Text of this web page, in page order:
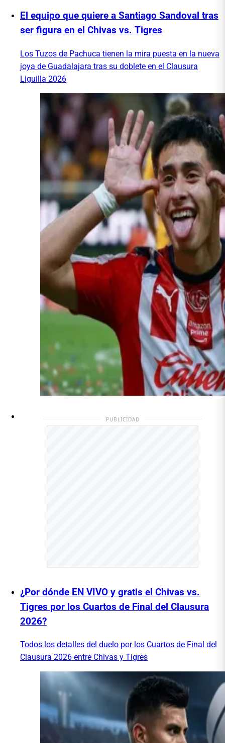
El equipo que quiere a Santiago Sandoval tras
ser figura en el Chivas vs. Tigres
Los Tuzos de Pachuca tienen la mira puesta en la nueva
joya de Guadalajara tras su doblete en el Clausura
Liguilla 2026
PUBLICIDAD
¿Por dónde EN VIVO y gratis el Chivas vs.
Tigres por los Cuartos de Final del Clausura
2026?
Todos los detalles del duelo por los Cuartos de Final del
Clausura 2026 entre Chivas y Tigres